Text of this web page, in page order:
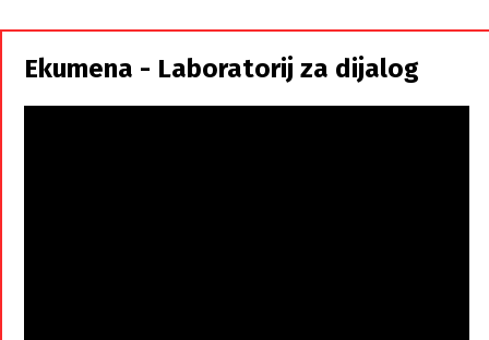
Srbi,
istorodna
braća
Ekumena - Laboratorij za dijalog